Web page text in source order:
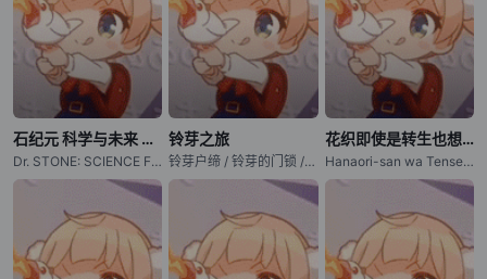
石纪元 科学与未来 第3部分
Dr. STONE: SCIENCE FUTURE Part 3 / 新石纪 科学与未来 第3部分 / 石纪元 第四季 第3部分 / 新石纪 第四季 第3部分 / Dr. Stone: Science Future 3
铃芽之旅
铃芽户缔 / 铃芽的门锁 / Suzume no Tojimari
花织即使是转生也想打架
Hanaori-san wa Tensei shitemo Kenka ga Shitai / Hanaori-san Still Wants to Fight in the Next Life / 花织同学转生后还是想干架